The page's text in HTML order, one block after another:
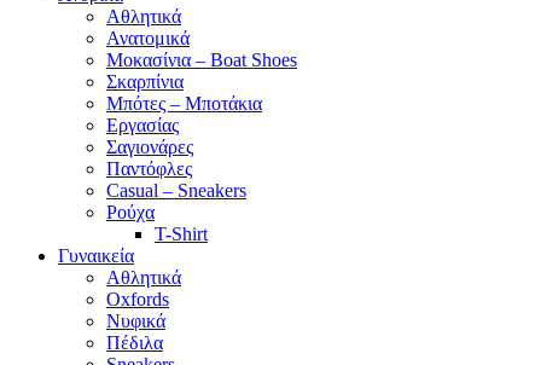
Αθλητικά
Ανατομικά
Μοκασίνια – Boat Shoes
Σκαρπίνια
Μπότες – Μποτάκια
Εργασίας
Σαγιονάρες
Παντόφλες
Casual – Sneakers
Ρούχα
T-Shirt
Γυναικεία
Αθλητικά
Oxfords
Νυφικά
Πέδιλα